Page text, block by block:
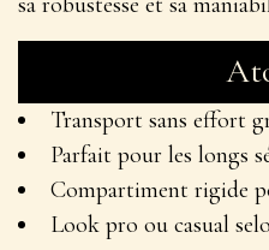
Transport sans effort
Parfait pour les longs
Compartiment rigide
Look pro ou casual